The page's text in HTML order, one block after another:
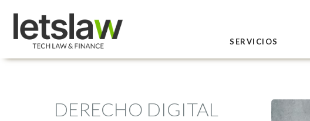
SERVICIOS
DERECHO DIGITAL